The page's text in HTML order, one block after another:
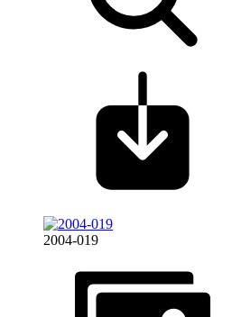
2004-019